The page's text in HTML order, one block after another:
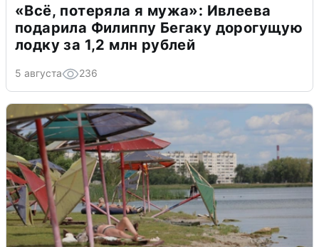
«Всё, потеряла я мужа»: Ивлеева
подарила Филиппу Бегаку дорогущую
лодку за 1,2 млн рублей
5 августа 236